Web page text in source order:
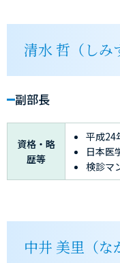
清水 哲（しみ
副部長
資格・略
歴等
平成
日本医
検診マ
中井 美里（な